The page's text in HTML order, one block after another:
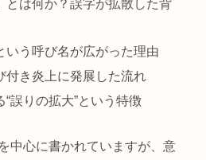
とは何か？誤字が拡散した背
いう呼び名が広がった理由
付き炎上に発展した流れ
誤りの拡大”という特徴
中心に書かれていますが、意